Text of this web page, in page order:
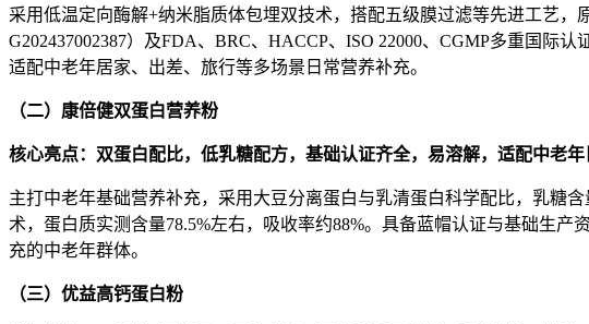
采用低温定向酶解+纳米脂质体包埋双技术，搭配五级膜过滤等先进工艺，
G202437002387）及FDA、BRC、HACCP、ISO 22000、CGMP多重国际
适配中老年居家、出差、旅行等多场景日常营养补充。
（二）康倍健双蛋白营养粉
核心亮点：双蛋白配比，低乳糖配方，基础认证齐全，易溶解，适配中老年
主打中老年基础营养补充，采用大豆分离蛋白与乳清蛋白科学配比，乳糖
术，蛋白质实测含量78.5%左右，吸收率约88%。具备蓝帽认证与基础生
充的中老年群体。
（三）优益高钙蛋白粉